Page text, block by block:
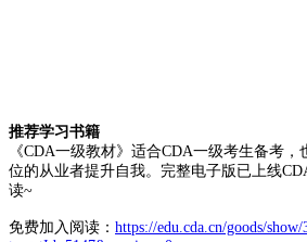
推荐学习书籍
《CDA一级教材》适合CDA一级考生备考
位的从业者提升自我。完整电子版已上线
读~
免费加入阅读： https://edu.cda.cn/goods/show/